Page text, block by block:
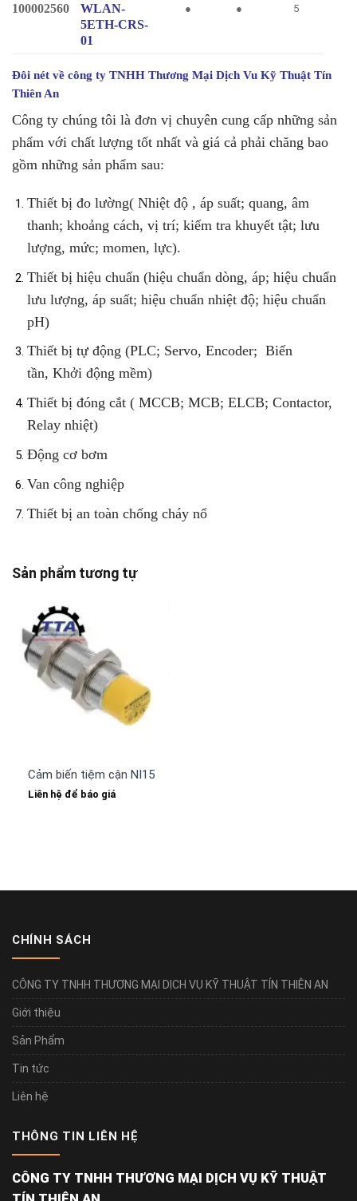
100002560
WLAN-
5ETH-CRS-
01
● ● 5
Đôi nét về công ty TNHH Thương Mại Dịch Vu Kỹ Thuật Tín
Thiên An
Công ty chúng tôi là đơn vị chuyên cung cấp những sản
phẩm với chất lượng tốt nhất và giá cả phải chăng bao
gồm những sản phẩm sau:
Thiết bị đo lường( Nhiệt độ , áp suất; quang, âm
thanh; khoảng cách, vị trí; kiểm tra khuyết tật; lưu
lượng, mức; momen, lực).
Thiết bị hiệu chuẩn (hiệu chuẩn dòng, áp; hiệu chuẩn
lưu lượng, áp suất; hiệu chuẩn nhiệt độ; hiệu chuẩn
pH)
Thiết bị tự động (PLC; Servo, Encoder; Biến
tần, Khởi động mềm)
Thiết bị đóng cắt ( MCCB; MCB; ELCB; Contactor,
Relay nhiệt)
Động cơ bơm
Van công nghiệp
Thiết bị an toàn chống cháy nổ
Sản phẩm tương tự
Cảm biến tiệm cận NI15-S30-AZ3X/S100 TURCK
Liên hệ để báo giá
CHÍNH SÁCH
CÔNG TY TNHH THƯƠNG MẠI DỊCH VỤ KỸ THUẬT TÍN THIÊN AN
Giới thiệu
Sản Phẩm
Tin tức
Liên hệ
THÔNG TIN LIÊN HỆ
CÔNG TY TNHH THƯƠNG MẠI DỊCH VỤ KỸ THUẬT